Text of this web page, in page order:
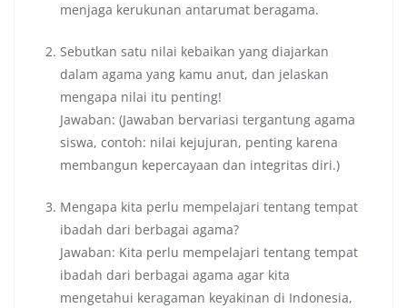
menjaga kerukunan antarumat beragama.
Sebutkan satu nilai kebaikan yang diajarkan
dalam agama yang kamu anut, dan jelaskan
mengapa nilai itu penting!
Jawaban: (Jawaban bervariasi tergantung agama
siswa, contoh: nilai kejujuran, penting karena
membangun kepercayaan dan integritas diri.)
Mengapa kita perlu mempelajari tentang tempat
ibadah dari berbagai agama?
Jawaban: Kita perlu mempelajari tentang tempat
ibadah dari berbagai agama agar kita
mengetahui keragaman keyakinan di Indonesia,